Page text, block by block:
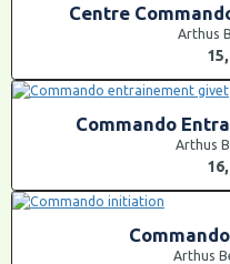
Centre
Arthus
Commando
Arthus
Arthus